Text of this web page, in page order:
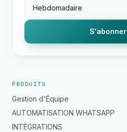
S'abonner
PRODUITS
Gestion d'Équipe
AUTOMATISATION WHATSAPP
INTÉGRATIONS